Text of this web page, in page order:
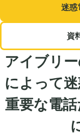
迷惑
資
アイブリ
によって
重要な電